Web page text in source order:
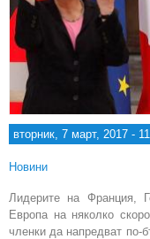
вторник, 7 март, 2017 -
Новини
Лидерите на Франция,
Европа на няколко
членки да напредват по-